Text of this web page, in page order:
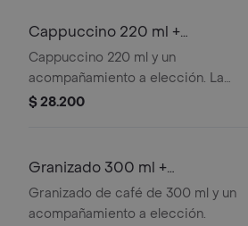
durante el transporte para pedidos a
domicilio.
Cappuccino 220 ml +
Acompañamiento
Cappuccino 220 ml y un
acompañamiento a elección. La
presentación del Cappuccino puede
durante el transporte para pedidos a
$ 28.200
Granizado 300 ml +
Acompañamiento
Granizado de café de 300 ml y un
acompañamiento a elección.